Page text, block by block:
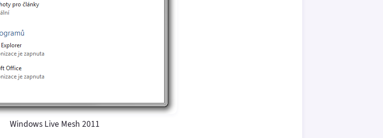
Windows Live Mesh 2011